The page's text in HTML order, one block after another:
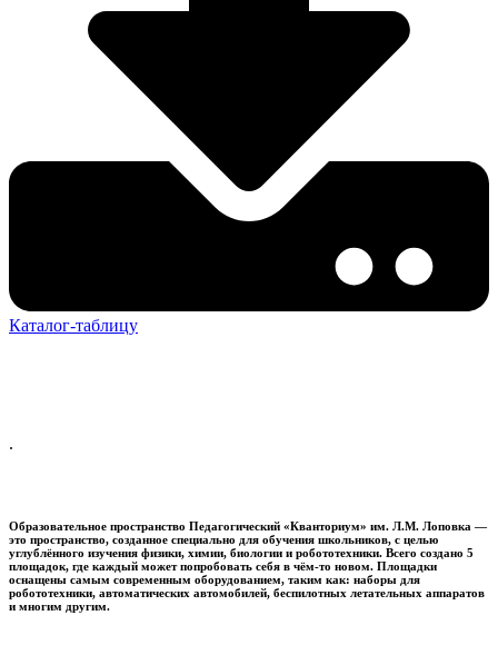
Каталог-таблицу
.
Образовательное пространство Педагогический «Кванториум» им. Л.М. Лоповка —
это пространство, созданное специально для обучения школьников, с целью
углублённого изучения физики, химии, биологии и робототехники. Всего создано 5
площадок, где каждый может попробовать себя в чём-то новом. Площадки
оснащены самым современным оборудованием, таким как: наборы для
робототехники, автоматических автомобилей, беспилотных летательных аппаратов
и многим другим.